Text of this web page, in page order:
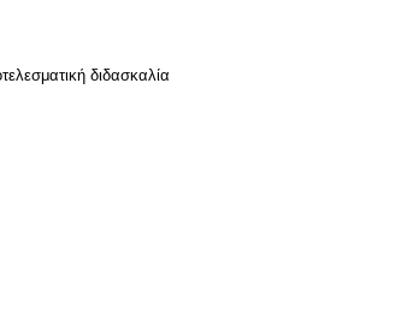
διδασκαλία